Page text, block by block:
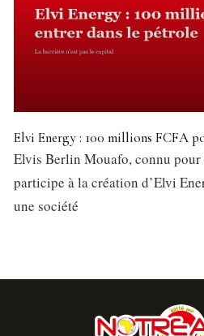
Elvi Energy : 100 millions FCFA
Elvis Berlin Mouafo, connu pour
participe à la création d’Elvi
une société